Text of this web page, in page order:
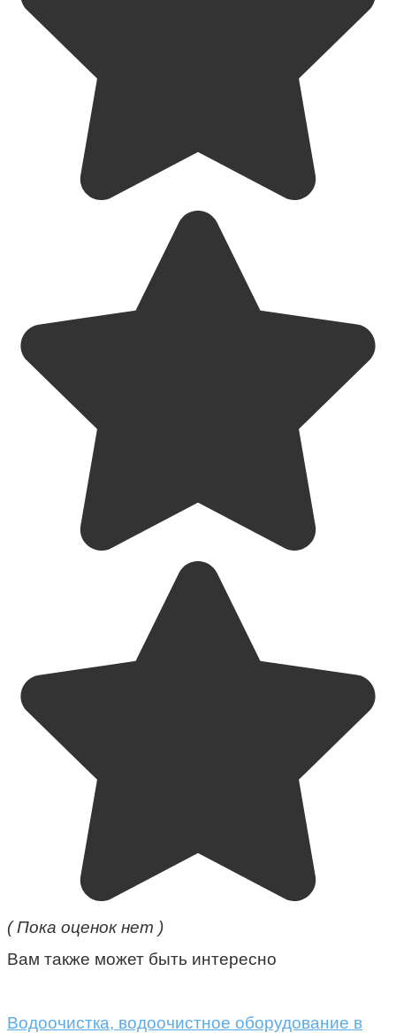
( Пока оценок нет )
Вам также может быть интересно
Водоочистка, водоочистное оборудование в